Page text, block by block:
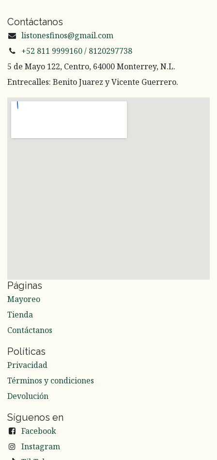
Contáctanos
listonesfinos@gmail.com
+52 811 9999160 / 8120297738
5 de Mayo 122, Centro, 64000 Monterrey, N.L.
Entrecalles: Benito Juarez y Vicente Guerrero.
Páginas
Mayoreo
Tienda
Contáctanos
Políticas
Privacidad
Términos y condiciones
Devolución
Síguenos en
Facebook
Instagram